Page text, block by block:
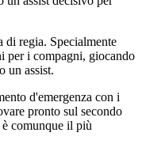
di regia. Specialmente
per i compagni, giocando
un assist.
d'emergenza con i
pronto sul secondo
comunque il più